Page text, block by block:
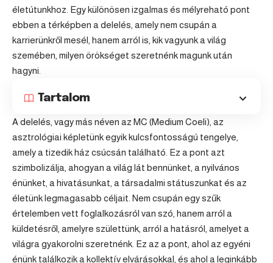
életútunkhoz. Egy különösen izgalmas és mélyreható pont
ebben a térképben a delelés, amely nem csupán a
karrierünkről mesél, hanem arról is, kik vagyunk a világ
szemében, milyen örökséget szeretnénk magunk után
hagyni.
Tartalom
A delelés, vagy más néven az MC (Medium Coeli), az
asztrológiai képletünk egyik kulcsfontosságú tengelye,
amely a tizedik ház csúcsán található. Ez a pont azt
szimbolizálja, ahogyan a világ lát bennünket, a nyilvános
énünket, a hivatásunkat, a társadalmi státuszunkat és az
életünk legmagasabb céljait. Nem csupán egy szűk
értelemben vett foglalkozásról van szó, hanem arról a
küldetésről, amelyre születtünk, arról a hatásról, amelyet a
világra gyakorolni szeretnénk. Ez az a pont, ahol az egyéni
énünk találkozik a kollektív elvárásokkal, és ahol a leginkább